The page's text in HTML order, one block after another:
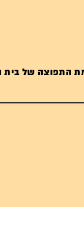
התפוצה של בית